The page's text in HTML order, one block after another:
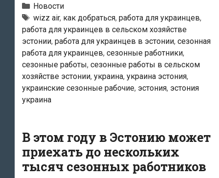
рейс
из
Украины
доставил
в
Эстонию
Рубрики
Новости
Теги
wizz air, как добраться, работа для украинцев,
работа для украинцев в сельском хозяйстве
эстонии, работа для украинцев в эстонии, сезонная
работа для украинцев, сезонные работники,
сезонные работы, сезонные работы в сельском
хозяйстве эстонии, украина, украина эстония,
украинские сезонные рабочие, эстония, эстония
украина
В этом году в Эстонию может
приехать до нескольких
тысяч сезонных работников